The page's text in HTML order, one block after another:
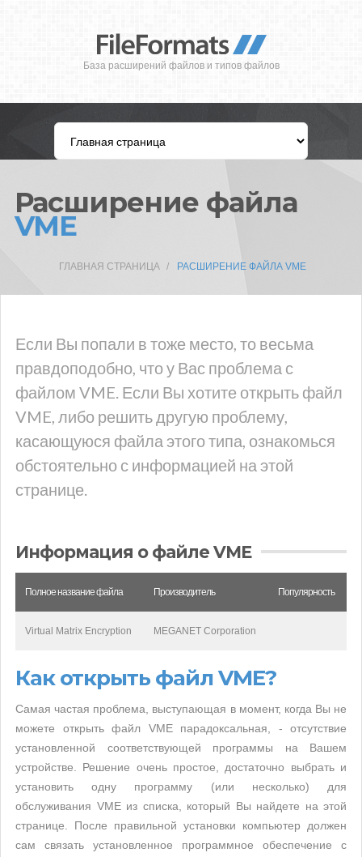
База расширений файлов и типов файлов
Расширение файла
VME
ГЛАВНАЯ СТРАНИЦА РАСШИРЕНИЕ ФАЙЛА VME
Если Вы попали в тоже место, то весьма
правдоподобно, что у Вас проблема с
файлом VME. Если Вы хотите открыть файл
VME, либо решить другую проблему,
касающуюся файла этого типа, ознакомься
обстоятельно с информацией на этой
странице.
Информация о файле VME
Полное название файла Производитель Популярность
Virtual Matrix Encryption MEGANET Corporation
Как открыть файл VME?
Самая частая проблема, выступающая в момент, когда Вы не
можете открыть файл VME парадоксальная, - отсутствие
установленной соответствующей программы на Вашем
устройстве. Решение очень простое, достаточно выбрать и
установить одну программу (или несколько) для
обслуживания VME из списка, который Вы найдете на этой
странице. После правильной установки компьютер должен
сам связать установленное программное обеспечение с